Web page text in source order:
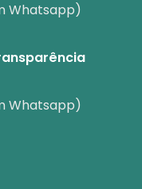
Whatsapp)
Whatsapp)